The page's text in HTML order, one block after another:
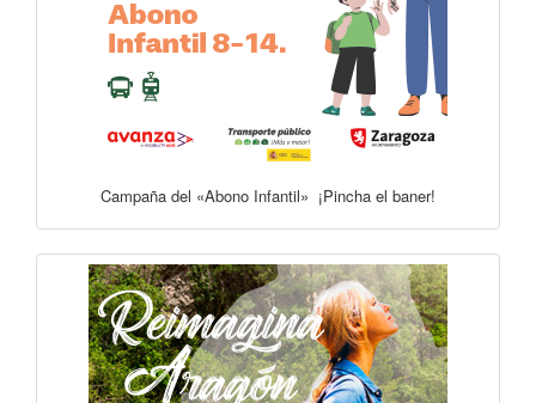
Campaña del «Abono Infantil» ¡Pincha el baner!